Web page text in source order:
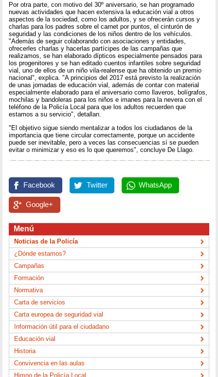
Por otra parte, con motivo del 30º aniversario, se han programado
nuevas actividades que hacen extensiva la educación vial a otros
aspectos de la sociedad, como los adultos, y se ofrecerán cursos y
charlas para los padres sobre el carnet por puntos, el cinturón de
seguridad y las condiciones de los niños dentro de los vehículos.
"Además de seguir colaborando con asociaciones y entidades,
ofrecerles charlas y hacerlas partícipes de las campañas que
realizamos, se han elaborado dípticos especialmente pensados para
los progenitores y se han editado cuentos infantiles sobre seguridad
vial, uno de ellos de un niño vila-realense que ha obtenido un premio
nacional", explica. "A principios del 2017 está previsto la realización
de unas jornadas de educación vial, además de contar con material
especialmente elaborado para el aniversario como llaveros, bolígrafos,
mochilas y bandoleras para los niños e imanes para la nevera con el
teléfono de la Policía Local para que los adultos recuerden que
estamos a su servicio", detallan.
"El objetivo sigue siendo mentalizar a todos los ciudadanos de la
importancia que tiene circular correctamente, porque un accidente
puede ser inevitable, pero a veces las consecuencias sí se pueden
evitar o minimizar y eso es lo que queremos", concluye De Llago.
Facebook Twitter WhatsApp
Google+
Menú
Noticias de la Policía
¿Dónde estamos?
Campañas
Formación
Normativa
Carta de servicios
Carta europea de seguridad vial
Información útil para el ciudadano
Educación vial
Historia
Convivencia en las aulas
Himno de la Policía Local